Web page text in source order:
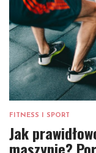
FITNESS I SPORT
Jak